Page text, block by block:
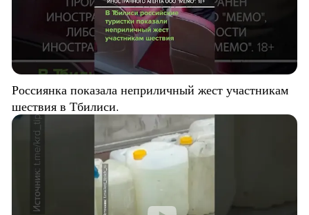
Россиянка показала неприличный жест участникам
шествия в Тбилиси.